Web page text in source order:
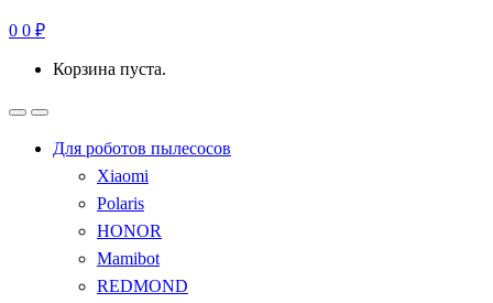
0 0 ₽
Корзина пуста.
Для роботов пылесосов
Xiaomi
Polaris
HONOR
Mamibot
REDMOND